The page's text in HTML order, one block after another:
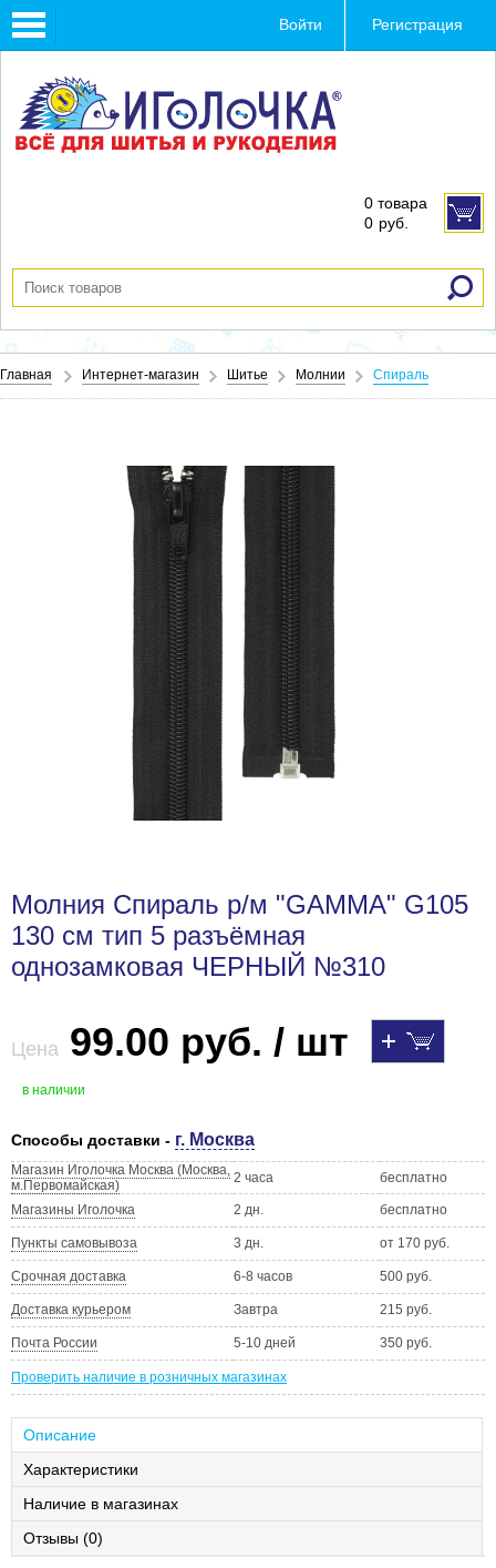
Toggle
navigation
Войти Регистрация
0 товара
0 руб.
Главная Интернет-магазин Шитье Молнии Спираль
Молния Спираль р/м "GAMMA" G105
130 см тип 5 разъёмная
однозамковая ЧЕРНЫЙ №310
Цена 99.00 руб. / шт
в наличии
Способы доставки - г. Москва
Магазин Иголочка Москва (Москва,
м.Первомайская)
2 часа бесплатно
Магазины Иголочка 2 дн. бесплатно
Пункты самовывоза 3 дн. от 170 руб.
Срочная доставка 6-8 часов 500 руб.
Доставка курьером Завтра 215 руб.
Почта России 5-10 дней 350 руб.
Проверить наличие в розничных магазинах
Описание
Характеристики
Наличие в магазинах
Отзывы (0)